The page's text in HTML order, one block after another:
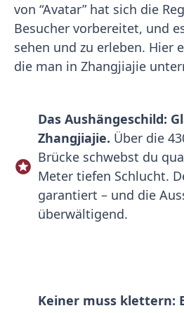
von “Avatar” hat sich die
Besucher vorbereitet, und
sehen und zu erleben. Hier
die man in Zhangjiajie
Das Aushängeschild:
Zhangjiajie. Über die
Brücke schwebst du
Meter tiefen Schlucht.
garantiert – und die
überwältigend.
Keiner muss klettern: